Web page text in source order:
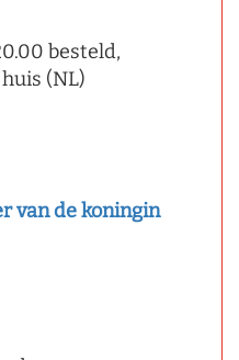
besteld,
(NL)
van de koningin